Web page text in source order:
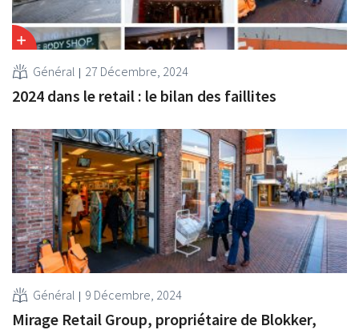
Général 27 Décembre, 2024
2024 dans le retail : le bilan des faillites
Général 9 Décembre, 2024
Mirage Retail Group, propriétaire de Blokker,